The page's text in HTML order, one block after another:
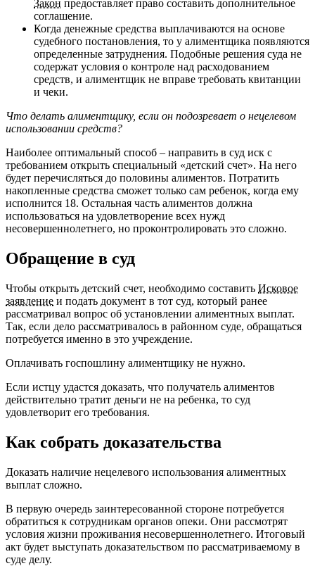
Закон предоставляет право составить дополнительное
соглашение.
Когда денежные средства выплачиваются на основе
судебного постановления, то у алиментщика появляются
определенные затруднения. Подобные решения суда не
содержат условия о контроле над расходованием
средств, и алиментщик не вправе требовать квитанции
и чеки.
Что делать алиментщику, если он подозревает о нецелевом
использовании средств?
Наиболее оптимальный способ – направить в суд иск с
требованием открыть специальный «детский счет». На него
будет перечисляться до половины алиментов. Потратить
накопленные средства сможет только сам ребенок, когда ему
исполнится 18. Остальная часть алиментов должна
использоваться на удовлетворение всех нужд
несовершеннолетнего, но проконтролировать это сложно.
Обращение в суд
Чтобы открыть детский счет, необходимо составить Исковое
заявление и подать документ в тот суд, который ранее
рассматривал вопрос об установлении алиментных выплат.
Так, если дело рассматривалось в районном суде, обращаться
потребуется именно в это учреждение.
Оплачивать госпошлину алиментщику не нужно.
Если истцу удастся доказать, что получатель алиментов
действительно тратит деньги не на ребенка, то суд
удовлетворит его требования.
Как собрать доказательства
Доказать наличие нецелевого использования алиментных
выплат сложно.
В первую очередь заинтересованной стороне потребуется
обратиться к сотрудникам органов опеки. Они рассмотрят
условия жизни проживания несовершеннолетнего. Итоговый
акт будет выступать доказательством по рассматриваемому в
суде делу.